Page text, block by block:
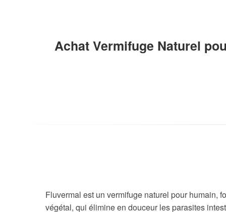
Achat Vermifuge Naturel
Fluvermal est un vermifuge naturel pour humain,
végétal, qui élimine en douceur les parasites